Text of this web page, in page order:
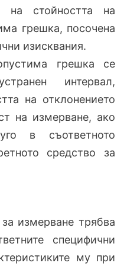
на стойността на
грешка, посочена
изисквания.
грешка се
интервал,
на отклонението
на измерване, ако
в съответното
средство за
измерване трябва
специфични
му при